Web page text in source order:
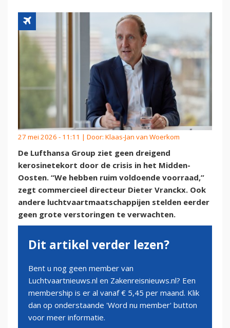
27 mei 2026 - 11:11 | Door: Klaas-Jan van Woerkom
De Lufthansa Group ziet geen dreigend
kerosinetekort door de crisis in het Midden-
Oosten. “We hebben ruim voldoende voorraad,”
zegt commercieel directeur Dieter Vranckx. Ook
andere luchtvaartmaatschappijen stelden eerder
geen grote verstoringen te verwachten.
Dit artikel verder lezen?
Bent u nog geen member van
Luchtvaartnieuws.nl en Zakenreisnieuws.nl? Een
membership is er al vanaf € 5,45 per maand. Klik
dan op onderstaande 'Word nu member' button
voor meer informatie.